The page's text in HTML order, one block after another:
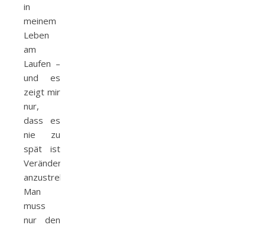
in
meinem
Leben
am
Laufen –
und es
zeigt mir
nur,
dass es
nie zu
spät ist
Veränderungen
anzustreben.
Man
muss
nur den